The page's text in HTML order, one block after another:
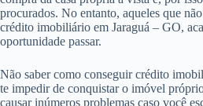
procurados. No entanto, aqueles que
crédito imobiliário em Jaraguá – GO,
oportunidade passar.
Não saber como conseguir crédito
te impedir de conquistar o imóvel
causar inúmeros problemas caso você